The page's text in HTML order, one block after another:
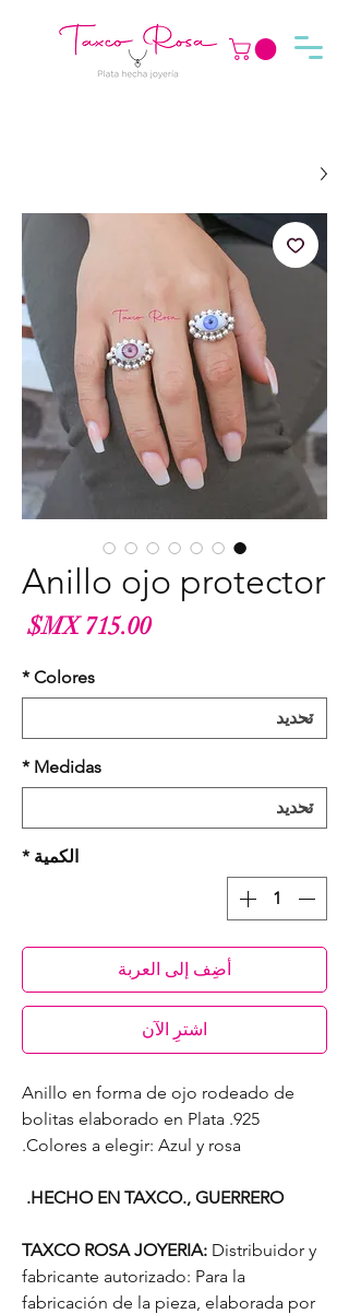
Anillo ojo protector
Colores
*
Medidas
*
الكمية *
أضِف إلى العربة
اشترِ الآن
Anillo en forma de ojo rodeado de
bolitas elaborado en Plata .925
Colores a elegir: Azul y rosa.
HECHO EN TAXCO., GUERRERO.
TAXCO ROSA JOYERIA: Distribuidor y
fabricante autorizado: Para la
fabricación de la pieza, elaborada por